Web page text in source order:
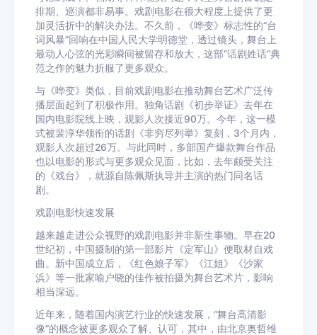
排期、巡演都非易事。戏剧电影在很大程度上提供了更
加灵活折中的解决办法。不久前，《哗变》标志性的“台
词风暴”回响在中国人民大学明德堂，透过镜头，舞台上
最动人心弦的光彩瞬间被留存和放大，这部“话剧姓话”典
范之作的魅力折服了更多观众。
与《哗变》类似，目前戏剧电影在推动舞台艺术广泛传
播层面起到了积极作用。独角话剧《初步举证》去年在
国内电影院线上映，观影人次接近90万。今年，这一模
式被裴淳华领衔的话剧《非穷尽列举》复刻，3个月内，
观影人次超过26万。与此同时，多部国产爆款舞台作品
也以电影的形式与更多观众见面，比如，去年颇受关注
的《戏台》，就源自陈佩斯执导并主演的热门同名话
剧。
戏剧电影快速发展
越来越走进公众视野的戏剧电影并非新生事物。早在20
世纪初，中国摄制的第一部影片《定军山》便取材自戏
曲。新中国成立后，《红色娘子军》《江姐》《沙家
浜》等一批家喻户晓的佳作被拍摄为舞台艺术片，影响
相当深远。
近年来，随着国内演艺行业的快速发展，“舞台高清影
像”的概念被更多观众了解、认可，其中，由北京奥哲维